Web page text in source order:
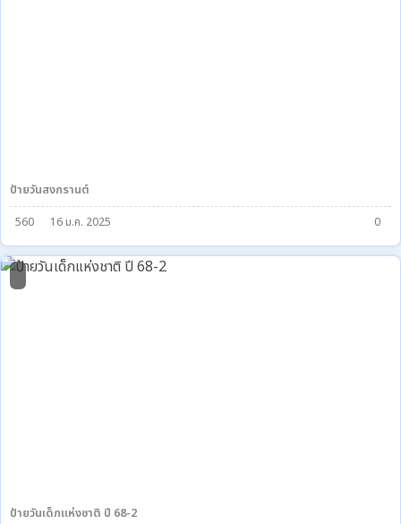
ป้ายวันสงกรานต์
560 16 ม.ค. 2025 0
ป้ายวันเด็กแห่งชาติ ปี 68-2
2